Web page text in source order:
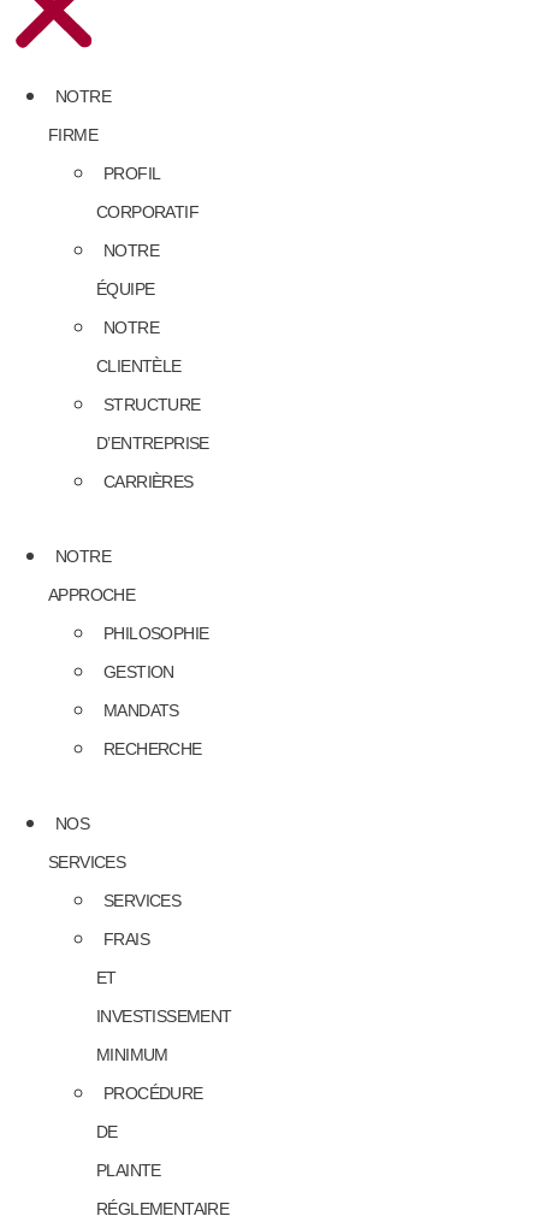
NOTRE
FIRME
PROFIL
CORPORATIF
NOTRE
ÉQUIPE
NOTRE
CLIENTÈLE
STRUCTURE
D’ENTREPRISE
CARRIÈRES
NOTRE
APPROCHE
PHILOSOPHIE
GESTION
MANDATS
RECHERCHE
NOS
SERVICES
SERVICES
FRAIS
ET
INVESTISSEMENT
MINIMUM
PROCÉDURE
DE
PLAINTE
RÉGLEMENTAIRE